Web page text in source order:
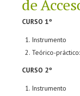
de
CURSO 1º
Instrumento
Teórico-
CURSO 2º
Instrumento